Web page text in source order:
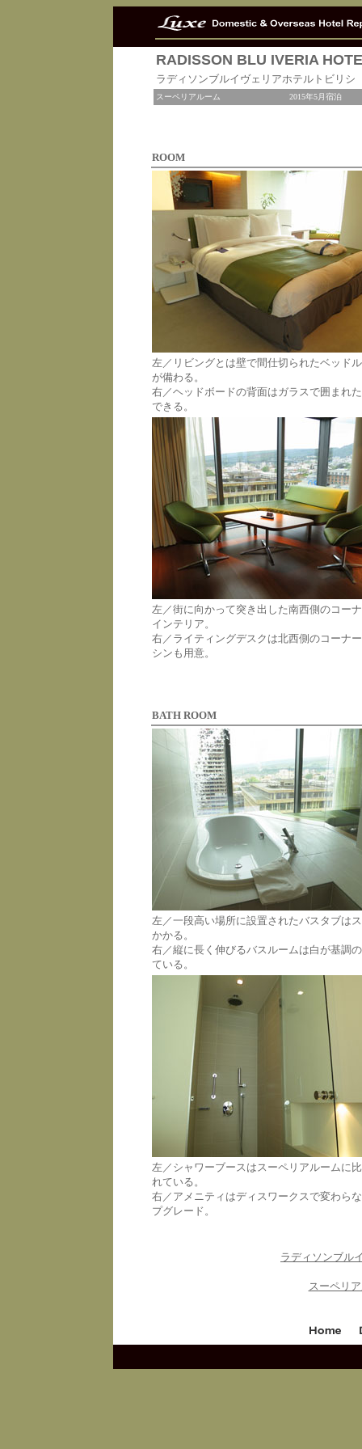
RADISSON BLU IVERIA
ラディソンブルイヴェリアホテルトビリシ
スーペリアルーム 2015年5月宿泊
ROOM
左／リビングとは壁で間仕切られたベッド
が備わる。
右／ヘッドボードの背面はガラスで囲まれ
できる。
左／街に向かって突き出した南西側のコー
インテリア。
右／ライティングデスクは北西側のコーナ
シンも用意。
BATH ROOM
左／一段高い場所に設置されたバスタブは
かかる。
右／縦に長く伸びるバスルームは白が基調
ている。
左／シャワーブースはスーペリアルームに
れている。
右／アメニティはディスワークスで変わら
プグレード。
ラディソンブル
スーペリ